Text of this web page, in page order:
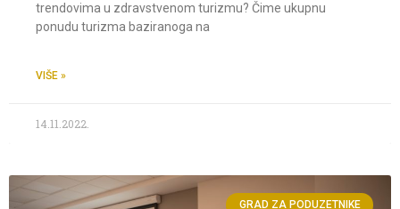
trendovima u zdravstvenom turizmu? Čime ukupnu
ponudu turizma baziranoga na
VIŠE »
14.11.2022.
GRAD ZA PODUZETNIKE